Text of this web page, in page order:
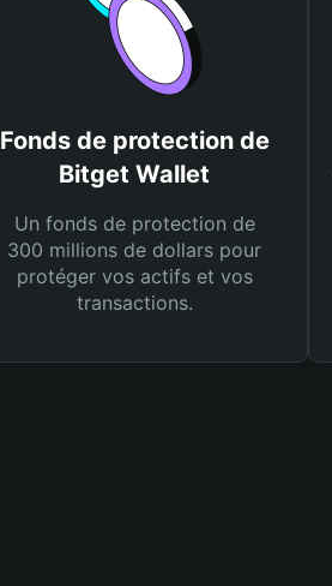
Fonds de protection de
Bitget Wallet
Un fonds de protection de
300 millions de dollars pour
protéger vos actifs et vos
transactions.